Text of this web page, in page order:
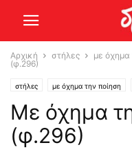
Αρχική στήλες με όχημα
(φ.296)
στήλες με όχημα την ποίηση
Με όχημα
(φ.296)